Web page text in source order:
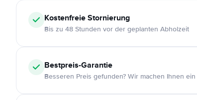
KostenfreieStornierung
Bis zu 48 Stunden vor der geplanten Abholzeit
Bestpreis-Garantie
Besseren Preis gefunden? Wir machen Ihnen